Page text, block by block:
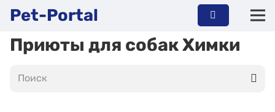
Pet-Portal
Приюты для собак Химки